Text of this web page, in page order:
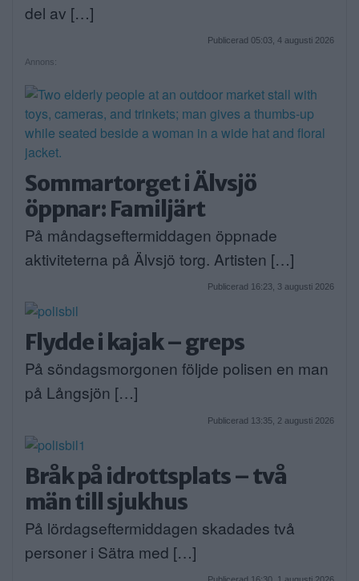
del av […]
Publicerad 05:03, 4 augusti 2026
Annons:
Sommartorget i Älvsjö
öppnar: Familjärt
På måndagseftermiddagen öppnade
aktiviteterna på Älvsjö torg. Artisten […]
Publicerad 16:23, 3 augusti 2026
Flydde i kajak – greps
På söndagsmorgonen följde polisen en man
på Långsjön […]
Publicerad 13:35, 2 augusti 2026
Bråk på idrottsplats – två
män till sjukhus
På lördagseftermiddagen skadades två
personer i Sätra med […]